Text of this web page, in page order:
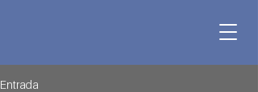
Entrada